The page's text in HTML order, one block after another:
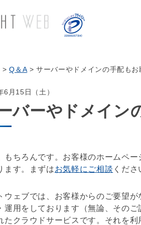
>Q＆A > サーバーやドメインの手配も
6月15日（土）
バーやドメイン
もちろんです。お客様のホームペー
ます。まずはお気軽にご相談 くださ
ウェブでは、お客様からのご要望が
運用をしております（無論、その
たクラウドサービスです。それを